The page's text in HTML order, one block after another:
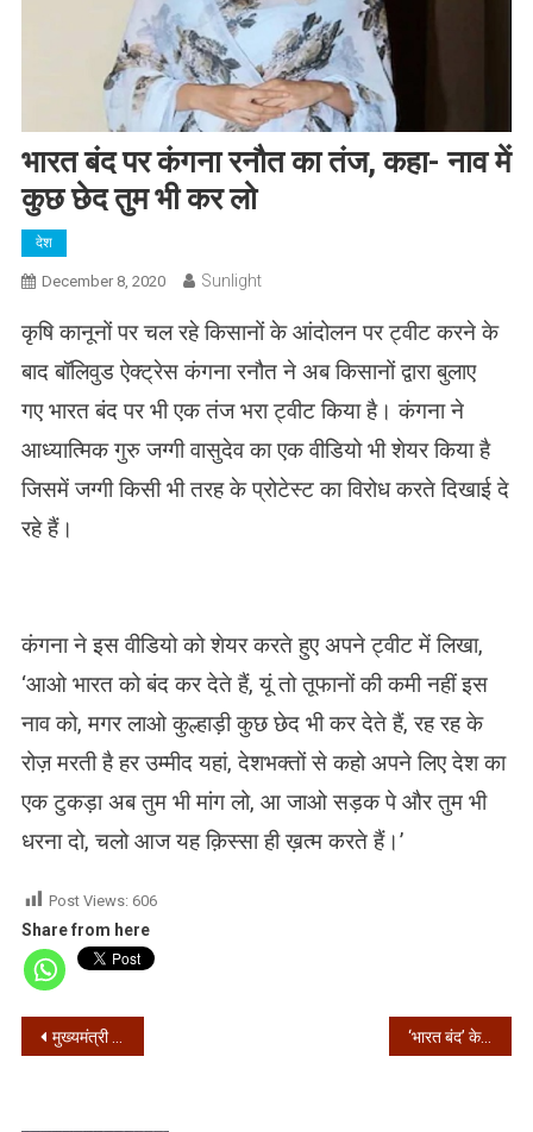
भारत बंद पर कंगना रनौत का तंज, कहा- नाव में
कुछ छेद तुम भी कर लो
देश
December 8, 2020 Sunlight
कृषि कानूनों पर चल रहे किसानों के आंदोलन पर ट्वीट करने के
बाद बॉलिवुड ऐक्ट्रेस कंगना रनौत ने अब किसानों द्वारा बुलाए
गए भारत बंद पर भी एक तंज भरा ट्वीट किया है। कंगना ने
आध्यात्मिक गुरु जग्गी वासुदेव का एक वीडियो भी शेयर किया है
जिसमें जग्गी किसी भी तरह के प्रोटेस्ट का विरोध करते दिखाई दे
रहे हैं।
कंगना ने इस वीडियो को शेयर करते हुए अपने ट्वीट में लिखा,
‘आओ भारत को बंद कर देते हैं, यूं तो तूफानों की कमी नहीं इस
नाव को, मगर लाओ कुल्हाड़ी कुछ छेद भी कर देते हैं, रह रह के
रोज़ मरती है हर उम्मीद यहां, देशभक्तों से कहो अपने लिए देश का
एक टुकड़ा अब तुम भी मांग लो, आ जाओ सड़क पे और तुम भी
धरना दो, चलो आज यह क़िस्सा ही ख़त्म करते हैं।’
Post Views: 606
Share from here
Post
मुख्यमंत्री अरविंद केजरीवाल को दिल्ली पुलिस ने किया नजरबंद – आप ‘भारत बंद’ के बीच गृहमंत्री अमित शाह ने शाम 7 बजे किसान नेताओं को बैठक के लिए बुलाया